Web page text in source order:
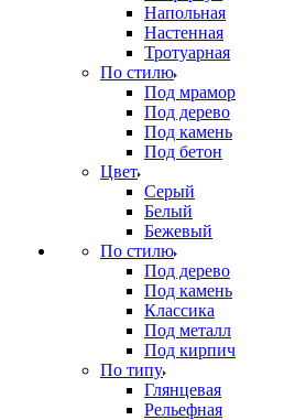
Напольная
Настенная
Тротуарная
По стилю
Под мрамор
Под дерево
Под камень
Под бетон
Цвет
Серый
Белый
Бежевый
По стилю
Под дерево
Под камень
Классика
Под металл
Под кирпич
По типу
Глянцевая
Рельефная